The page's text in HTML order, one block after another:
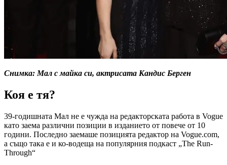
Снимка: Мал с майка си, актрисата Кандис Берген
Коя е тя?
39-годишната Мал не е чужда на редакторската работа в Vogue
като заема различни позиции в изданието от повече от 10
години. Последно заемаше позицията редактор на Vogue.com,
а също така е и ко-водеща на популярния подкаст „The Run-
Through“